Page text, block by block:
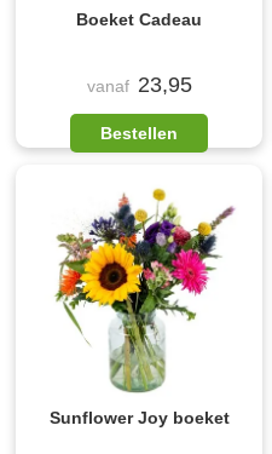
Boeket Cadeau
vanaf 23,95
Bestellen
Sunflower Joy boeket